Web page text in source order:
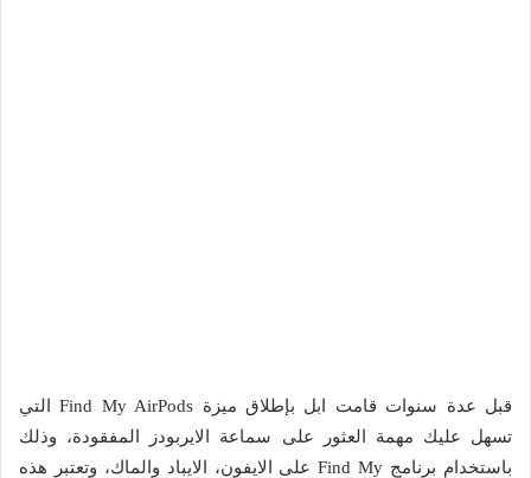
قبل عدة سنوات قامت ابل بإطلاق ميزة Find My AirPods التي
تسهل عليك مهمة العثور على سماعة الايربودز المفقودة، وذلك
باستخدام برنامج Find My على الايفون، الايباد والماك، وتعتبر هذه